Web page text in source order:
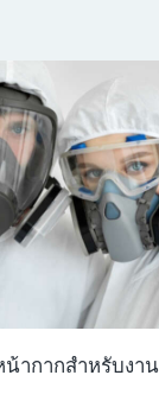
น้ากากสำหรับงาน